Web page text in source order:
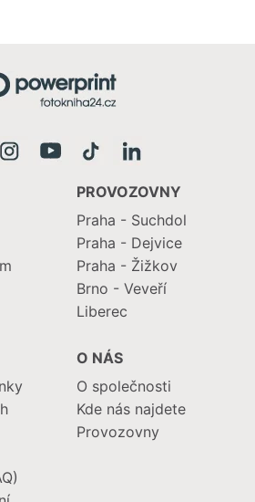
PROVOZOVNY
Praha - Suchdol
Praha - Dejvice
Praha - Žižkov
Brno - Veveří
Liberec
O NÁS
O společnosti
Kde nás najdete
Provozovny